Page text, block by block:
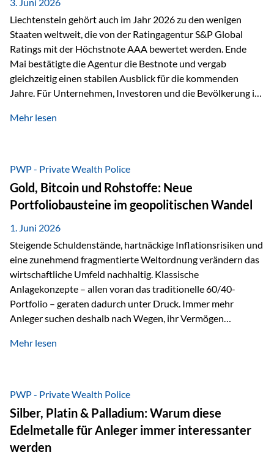
Liechtenstein gehört auch im Jahr 2026 zu den wenigen
Staaten weltweit, die von der Ratingagentur S&P Global
Ratings mit der Höchstnote AAA bewertet werden. Ende
Mai bestätigte die Agentur die Bestnote und vergab
gleichzeitig einen stabilen Ausblick für die kommenden
Jahre. Für Unternehmen, Investoren und die Bevölkerung ist
finanzielle Stabilität des Landes sowie das Vertrauen
trotz Herausforderungen Die weltwirtschaftlichen
Rahmenbedingungen bleiben anspruchsvoll. Geopolitische
Unsicherheiten, eine verhaltene Investitionstätigkeit und
eine schwächere Nachfrage in wichtigen Exportmärkten
beeinflussen auch die liechtensteinische Wirtschaft.
Dennoch sieht…
Mehr lesen
PWP - Private Wealth Police
Gold, Bitcoin und Rohstoffe: Neue
Portfoliobausteine im geopolitischen Wandel
1. Juni 2026
Steigende Schuldenstände, hartnäckige Inflationsrisiken und
eine zunehmend fragmentierte Weltordnung verändern das
wirtschaftliche Umfeld nachhaltig. Klassische
Anlagekonzepte – allen voran das traditionelle 60/40-
Portfolio – geraten dadurch unter Druck. Immer mehr
Anleger suchen deshalb nach Wegen, ihr Vermögen
Unsicherheit abzusichern. Genau hier rücken reale und
monetäre Rolle zurück Gold erlebt derzeit eine
bemerkenswerte Renaissance als monetärer Wertspeicher.
Treiber sind Rekordkäufe der Zentralbanken, geopolitische
Spannungen und ein schleichender Vertrauensverlust in
ungedeckte Papierwährungen. Wie groß dieser
Mehr lesen
PWP - Private Wealth Police
Silber, Platin & Palladium: Warum diese
Edelmetalle für Anleger immer interessanter
werden